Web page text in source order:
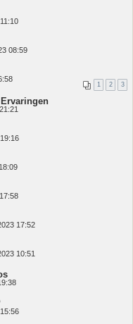
08:59
1 2 3
17:52
10:51